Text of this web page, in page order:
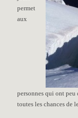
permet
aux
personnes qui ont peu
toutes les chances de